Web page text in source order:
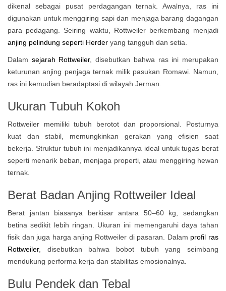
dikenal sebagai pusat perdagangan ternak. Awalnya, ras ini
digunakan untuk menggiring sapi dan menjaga barang dagangan
para pedagang. Seiring waktu, Rottweiler berkembang menjadi
anjing pelindung seperti Herder yang tangguh dan setia.
Dalam sejarah Rottweiler, disebutkan bahwa ras ini merupakan
keturunan anjing penjaga ternak milik pasukan Romawi. Namun,
ras ini kemudian beradaptasi di wilayah Jerman.
Ukuran Tubuh Kokoh
Rottweiler memiliki tubuh berotot dan proporsional. Posturnya
kuat dan stabil, memungkinkan gerakan yang efisien saat
bekerja. Struktur tubuh ini menjadikannya ideal untuk tugas berat
seperti menarik beban, menjaga properti, atau menggiring hewan
ternak.
Berat Badan Anjing Rottweiler Ideal
Berat jantan biasanya berkisar antara 50–60 kg, sedangkan
betina sedikit lebih ringan. Ukuran ini memengaruhi daya tahan
fisik dan juga harga anjing Rottweiler di pasaran. Dalam profil ras
Rottweiler, disebutkan bahwa bobot tubuh yang seimbang
mendukung performa kerja dan stabilitas emosionalnya.
Bulu Pendek dan Tebal